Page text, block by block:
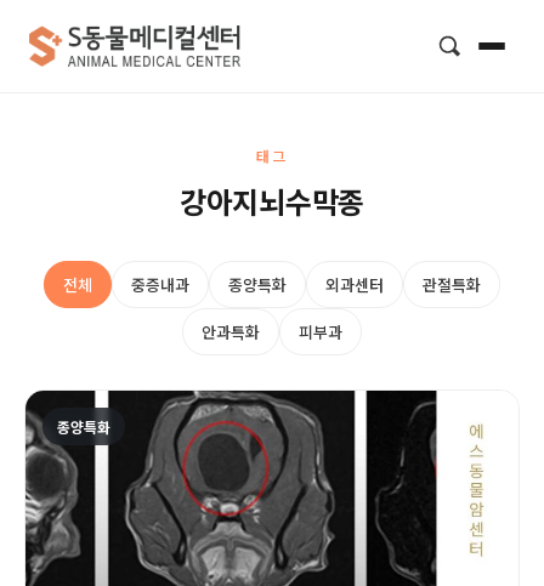
태그
강아지뇌수막종
전체 중증내과 종양특화 외과센터 관절특화
안과특화 피부과
종양특화